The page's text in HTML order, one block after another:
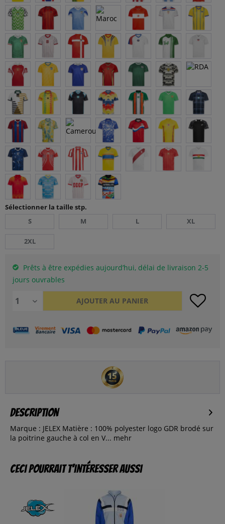
Sélectionner la taille stp.
S
M L XL
2XL
Prêts à être expédies aujourd’hui, délai de livraison 2-5
jours ouvrables
AJOUTER AU PANIER
Description
Marque : JELEX Matière : 100% polyester logo GDR brodé sur
la poitrine gauche à col en V... mehr
Ceci pourrait t’intéresser aussi